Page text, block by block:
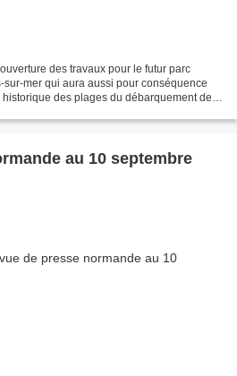
des travaux pour le futur parc
mer qui aura aussi pour conséquence
des plages du débarquement de
au 10 septembre